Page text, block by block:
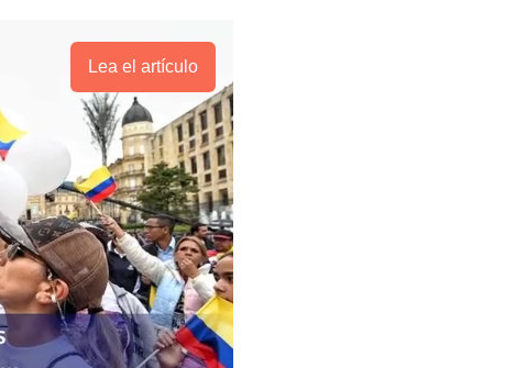
Lea el artículo